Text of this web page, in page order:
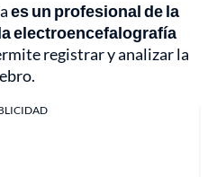
es un profesional de la
electroencefalografía
registrar y analizar la